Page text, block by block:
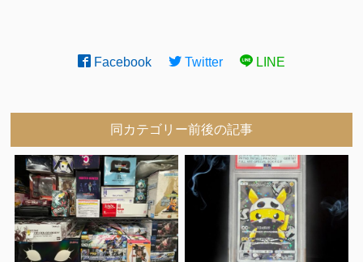
Facebook Twitter LINE
同カテゴリー前後の記事